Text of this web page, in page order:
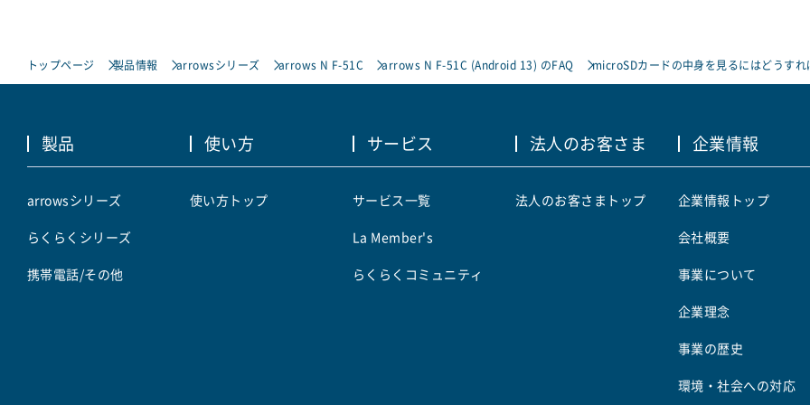
トップページ 製品情報 arrowsシリーズ arrows N F-51C arrows N F-51C (Android 13) のFAQ microSDカードの中身を見るにはどうす
製品
arrowsシリーズ
らくらくシリーズ
携帯電話/その他
使い方
使い方トップ
サービス
サービス一覧
La Member's
らくらくコミュニティ
法人のお客さま
法人のお客さまトップ
企業情報
企業情報トップ
会社概要
事業について
企業理念
事業の歴史
環境・社会への対応